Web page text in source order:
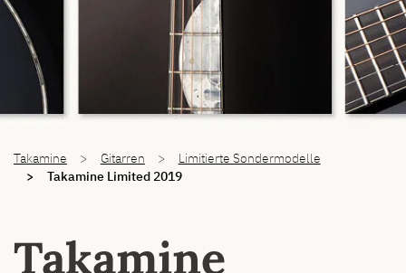
Takamine Gitarren
Limitierte Sondermodelle
Takamine Limited 2019
Takamine